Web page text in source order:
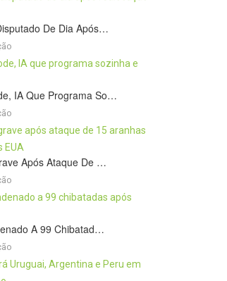
De Dia Após…
IA Que Programa So…
Após Ataque De …
A 99 Chibatad…